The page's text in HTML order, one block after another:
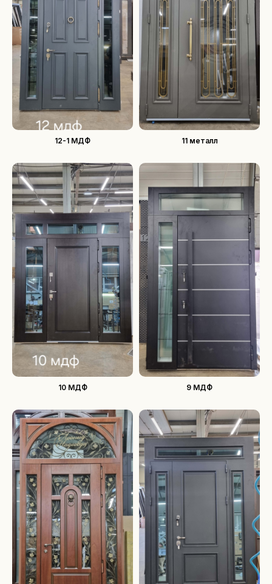
12-1 МДФ 11 металл
10 МДФ 9 МДФ